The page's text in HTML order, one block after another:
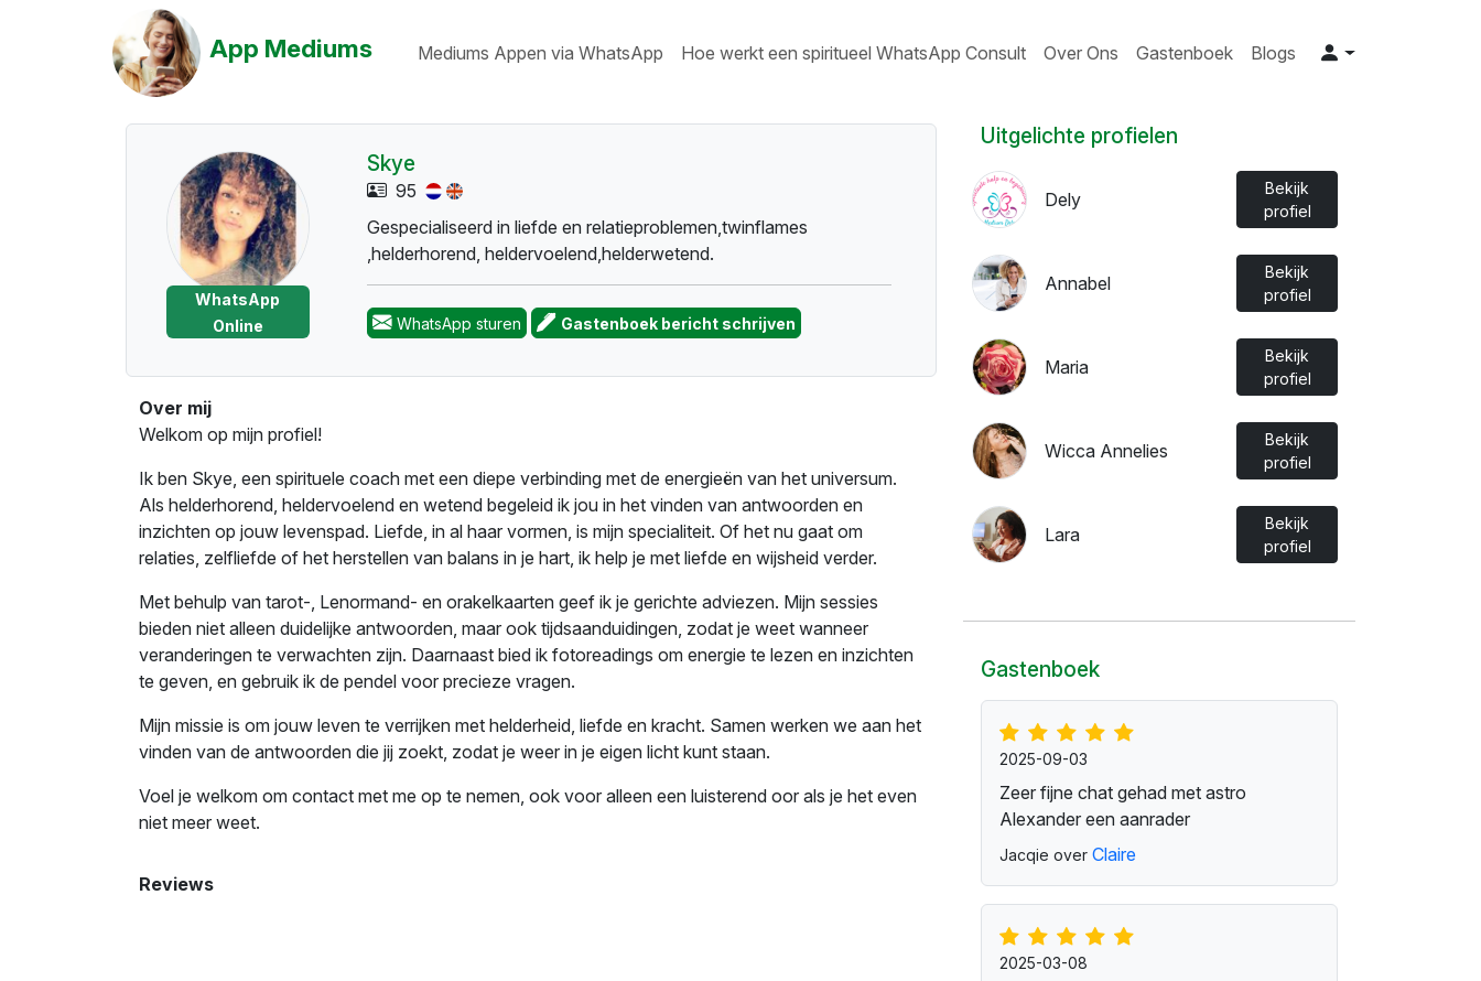
App Mediums Mediums Appen via WhatsApp Hoe werkt een spiritueel WhatsApp Consult Over Ons Gastenboek Blogs
WhatsApp
Online
Skye
95
Gespecialiseerd in liefde en relatieproblemen,twinflames
,helderhorend, heldervoelend,helderwetend.
WhatsApp sturen Gastenboek bericht schrijven
Over mij
Welkom op mijn profiel!
Ik ben Skye, een spirituele coach met een diepe verbinding met de energieën van het universum.
Als helderhorend, heldervoelend en wetend begeleid ik jou in het vinden van antwoorden en
inzichten op jouw levenspad. Liefde, in al haar vormen, is mijn specialiteit. Of het nu gaat om
relaties, zelfliefde of het herstellen van balans in je hart, ik help je met liefde en wijsheid verder.
Met behulp van tarot-, Lenormand- en orakelkaarten geef ik je gerichte adviezen. Mijn sessies
bieden niet alleen duidelijke antwoorden, maar ook tijdsaanduidingen, zodat je weet wanneer
veranderingen te verwachten zijn. Daarnaast bied ik fotoreadings om energie te lezen en inzichten
te geven, en gebruik ik de pendel voor precieze vragen.
Mijn missie is om jouw leven te verrijken met helderheid, liefde en kracht. Samen werken we aan het
vinden van de antwoorden die jij zoekt, zodat je weer in je eigen licht kunt staan.
Voel je welkom om contact met me op te nemen, ook voor alleen een luisterend oor als je het even
niet meer weet.
Reviews
Uitgelichte profielen
Dely
Bekijk
profiel
Annabel
Bekijk
profiel
Maria
Bekijk
profiel
Wicca Annelies
Bekijk
profiel
Lara
Bekijk
profiel
Gastenboek
2025-09-03
Zeer fijne chat gehad met astro
Alexander een aanrader
Jacqie over Claire
2025-03-08